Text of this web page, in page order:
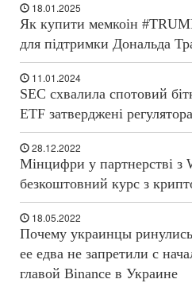
18.01.2025
Як купити мемкоін
для підтримки Дональда
11.01.2024
SEC схвалила спотовий
ETF затверджені
28.12.2022
Мінцифри у партнерстві з
безкоштовний курс з
18.05.2022
Почему украинцы
ее едва не запретили с
главой Binance в Украине